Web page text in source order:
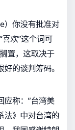
）你没有批准对
欢”这个词可
置，这取决于
的谈判筹码。
应称：“台湾美
法》中对台湾的